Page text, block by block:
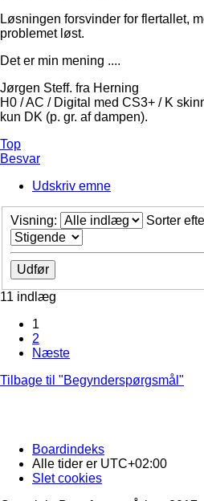
Løsningen forsvinder for flertallet,
problemet løst.
Det er min mening ....
Jørgen Steff. fra Herning
H0 / AC / Digital med CS3+ / K
kun DK (p. gr. af dampen).
Top
Besvar
Udskriv emne
Visning: Sorter
11 indlæg
1
2
Næste
Tilbage til "Begynderspørgsmål"
Boardindeks
Alle tider er UTC+02:00
Slet cookies